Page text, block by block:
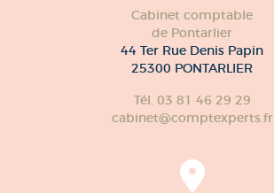
Cabinet comptable
de Pontarlier
44 Ter Rue Denis Papin
25300 PONTARLIER
Tél. 03 81 46 29 29
cabinet@comptexperts.fr